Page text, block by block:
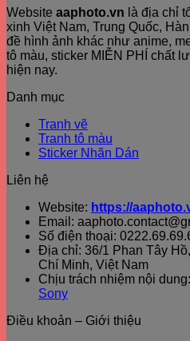
Website aaphoto.vn là địa chỉ
xinh Việt Nam, Trung Quốc,
đề hình ảnh khác như anime,
tô màu, sticker MIỄN PHÍ chất
hiện nay.
Danh mục
Tranh vẽ
Tranh tô màu
Sticker Nhãn Dán
Liên hệ
Website: https://
Email:
Số điện thoại:
Địa chỉ: 36/1 Phan Tây
Chí Minh, Việt Nam
Chịu trách nhiệm nội
Sony
Điều khoản – Giới thiệu